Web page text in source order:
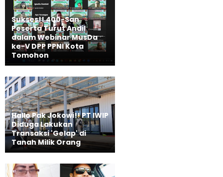
Sukses!! 400-San
Peserta Turut Andil
dalam Webinar MusDa
ke-V DPP PPNI Kota
Tomohon
Hallo Pak Jokowi!! PT IWIP
Diduga Lakukan
Transaksi 'Gelap' di
Tanah Milik Orang